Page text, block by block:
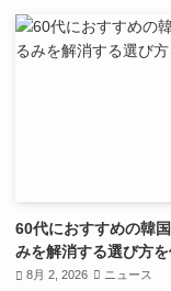
60代におすすめの韓
みを解消する選び方
8月 2, 2026 ニュース